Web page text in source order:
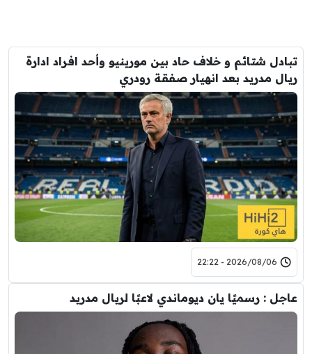
تبادل شتائم و خلاف حاد بين مورينيو وأحد افراد ادارة
ريال مدريد بعد انهيار صفقة رودري
2026/08/06 - 22:22
عاجل : رسميًا يان ديوماندي لاعبًا لريال مدريد